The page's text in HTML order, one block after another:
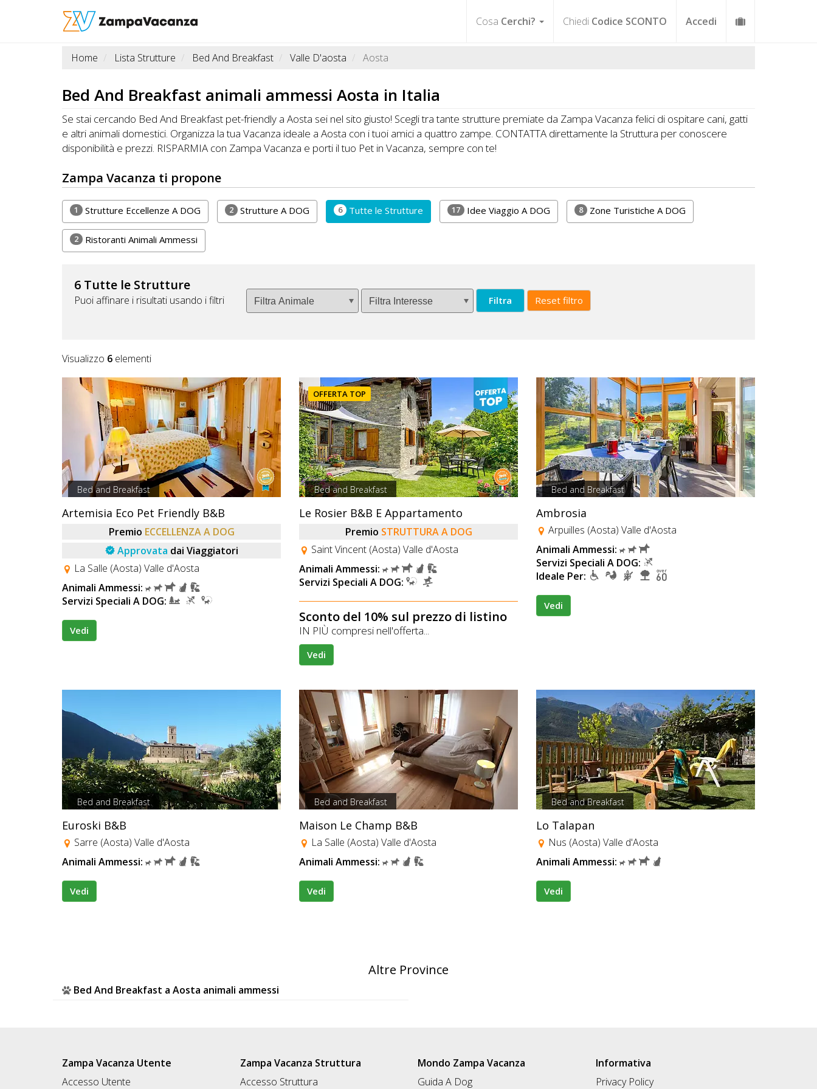
Cosa Cerchi? Chiedi Codice SCONTO Accedi
STRUTTURE
LUOGHI
OFFERTE
SCONTO
Video
Tutorial
Inserisci
Attività
Home Lista Strutture Bed And Breakfast Valle D'aosta Aosta
Bed And Breakfast animali ammessi Aosta in Italia
Se stai cercando Bed And Breakfast pet-friendly a Aosta sei nel sito giusto! Scegli tra tante strutture premiate da Zampa Vacanza felici di ospitare cani, gatti
e altri animali domestici. Organizza la tua Vacanza ideale a Aosta con i tuoi amici a quattro zampe. CONTATTA direttamente la Struttura per conoscere
disponibilità e prezzi. RISPARMIA con Zampa Vacanza e porti il tuo Pet in Vacanza, sempre con te!
Zampa Vacanza ti propone
1 Strutture Eccellenze A DOG 2 Strutture A DOG 6 Tutte le Strutture 17 Idee Viaggio A DOG 8 Zone Turistiche A DOG
2 Ristoranti Animali Ammessi
6 Tutte le Strutture
Puoi affinare i risultati usando i filtri Filtra Reset filtro
Visualizzo 6 elementi
Bed and Breakfast
Artemisia Eco Pet Friendly B&B
Premio ECCELLENZA A DOG
Approvata dai Viaggiatori
La Salle (Aosta) Valle d'Aosta
Animali Ammessi:
Servizi Speciali A DOG:
Vedi
OFFERTA TOP
Bed and Breakfast
Le Rosier B&B E Appartamento
Premio STRUTTURA A DOG
Saint Vincent (Aosta) Valle d'Aosta
Animali Ammessi:
Servizi Speciali A DOG:
Sconto del 10% sul prezzo di listino
IN PIÙ compresi nell'offerta...
Vedi
Bed and Breakfast
Ambrosia
Arpuilles (Aosta) Valle d'Aosta
Animali Ammessi:
Servizi Speciali A DOG:
Ideale Per:
Vedi
Bed and Breakfast
Euroski B&B
Sarre (Aosta) Valle d'Aosta
Animali Ammessi:
Vedi
Bed and Breakfast
Maison Le Champ B&B
La Salle (Aosta) Valle d'Aosta
Animali Ammessi:
Vedi
Bed and Breakfast
Lo Talapan
Nus (Aosta) Valle d'Aosta
Animali Ammessi:
Vedi
Altre Province
Bed And Breakfast a Aosta animali ammessi
Zampa Vacanza Utente
Accesso Utente
Zampa Vacanza Struttura
Accesso Struttura
Mondo Zampa Vacanza
Guida A Dog
Informativa
Privacy Policy